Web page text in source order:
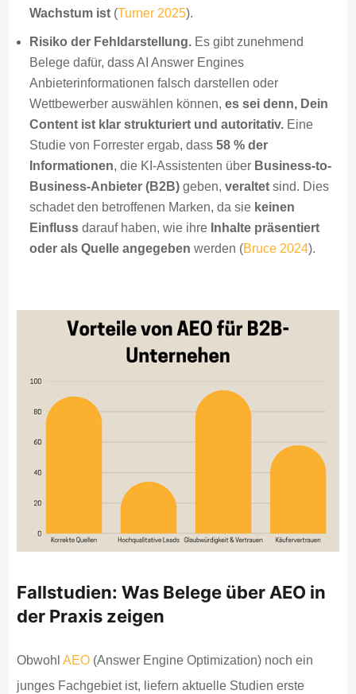
Wachstum ist (Turner 2025).
Risiko der Fehldarstellung. Es gibt zunehmend
Belege dafür, dass AI Answer Engines
Anbieterinformationen falsch darstellen oder
Wettbewerber auswählen können,es sei denn, Dein
Content ist klar strukturiert und autoritativ. Eine
Studie von Forrester ergab, dass58 % der
Informationen, die KI-Assistenten über Business-to-
Business-Anbieter (B2B) geben,veraltet sind. Dies
schadet den betroffenen Marken, da sie keinen
Einfluss darauf haben, wie ihre Inhalte präsentiert
oder als Quelle angegeben werden (Bruce 2024).
Fallstudien: Was Belege über AEO in
der Praxis zeigen
ObwohlAEO (Answer Engine Optimization) noch ein
junges Fachgebiet ist, liefern aktuelle Studien erste